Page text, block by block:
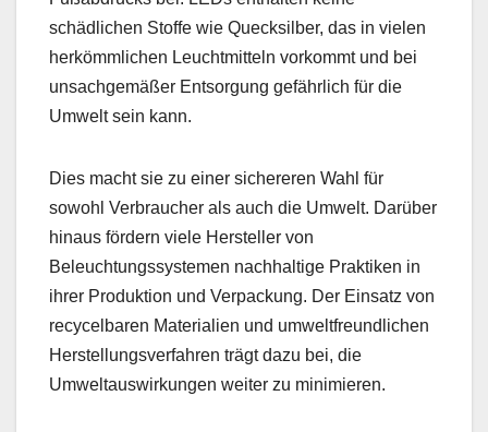
schädlichen Stoffe wie Quecksilber, das in vielen
herkömmlichen Leuchtmitteln vorkommt und bei
unsachgemäßer Entsorgung gefährlich für die
Umwelt sein kann.
Dies macht sie zu einer sichereren Wahl für
sowohl Verbraucher als auch die Umwelt. Darüber
hinaus fördern viele Hersteller von
Beleuchtungssystemen nachhaltige Praktiken in
ihrer Produktion und Verpackung. Der Einsatz von
recycelbaren Materialien und umweltfreundlichen
Herstellungsverfahren trägt dazu bei, die
Umweltauswirkungen weiter zu minimieren.